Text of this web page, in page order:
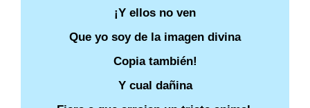
¡Y ellos no ven
Que yo soy de la imagen divina
Copia también!
Y cual dañina